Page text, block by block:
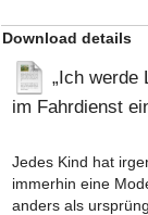
Download details
„Ich werde
im Fahrdienst
Jedes Kind hat
immerhin eine
anders als